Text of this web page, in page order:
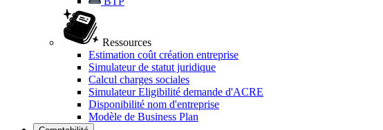
Ressources
Estimation coût création entreprise
Simulateur de statut juridique
Calcul charges sociales
Simulateur Eligibilité demande d'ACRE
Disponibilité nom d'entreprise
Modèle de Business Plan